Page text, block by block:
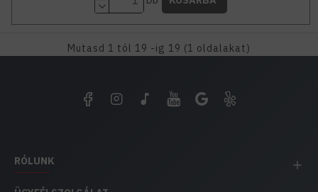
Mutasd 1 tól 19 -ig 19 (1 oldalakat)
RÓLUNK